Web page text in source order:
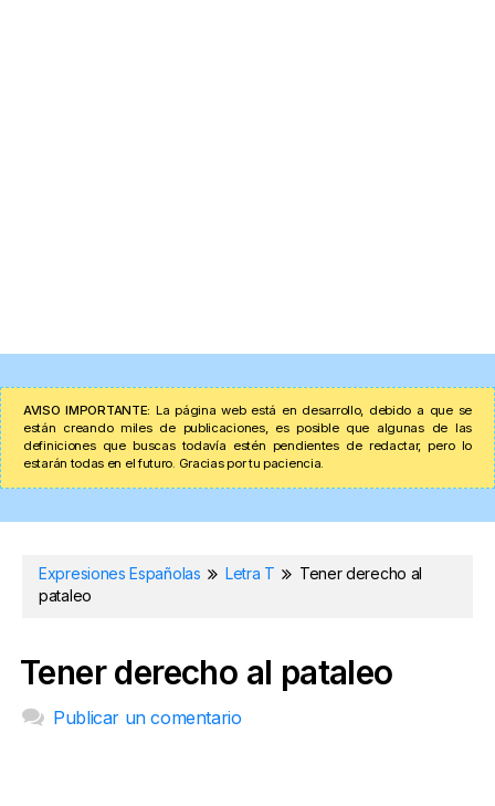
AVISO IMPORTANTE: La página web está en desarrollo, debido a que se
están creando miles de publicaciones, es posible que algunas de las
definiciones que buscas todavía estén pendientes de redactar, pero lo
estarán todas en el futuro. Gracias por tu paciencia.
Expresiones Españolas Letra T
Tener derecho al
pataleo
Tener derecho al pataleo
Publicar un comentario